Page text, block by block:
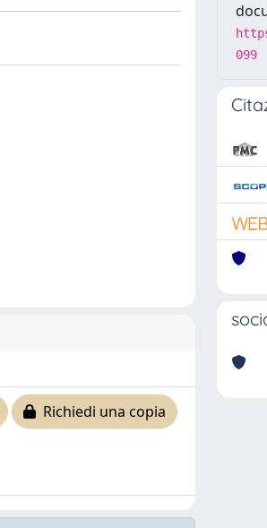
Richiedi una copia
099